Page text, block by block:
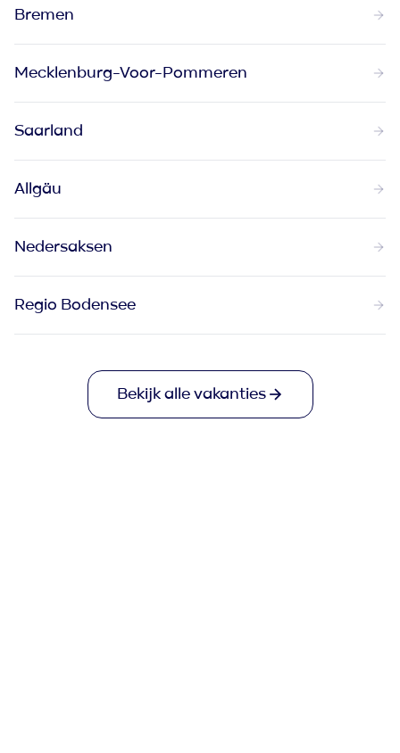
Bremen
Mecklenburg-Voor-Pommeren
Saarland
Allgäu
Nedersaksen
Regio Bodensee
Bekijk alle vakanties